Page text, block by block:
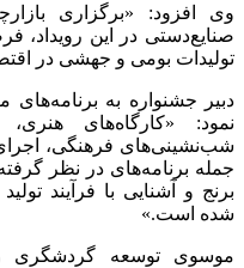
وی افزود: «برگزاری
صنایع‌دستی در این
تولیدات بومی و جهشی در
دبیر جشنواره به برنامه‌های
نمود: «کارگاه‌های
شب‌نشینی‌های فرهنگی،
جمله برنامه‌های در نظر
برنج و آشنایی با فرآیند
شده است.»
موسوی توسعه گردشگری